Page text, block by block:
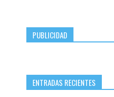
PUBLICIDAD
ENTRADAS RECIENTES